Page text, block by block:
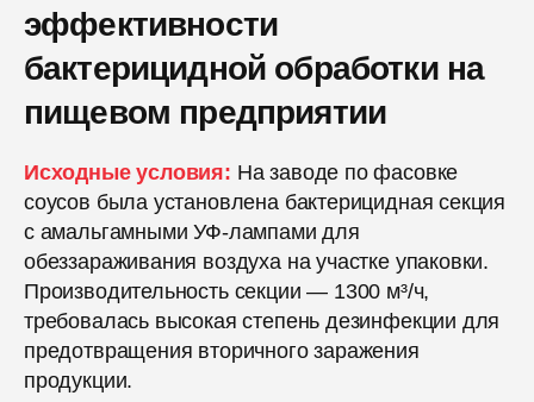
эффективности
бактерицидной обработки на
пищевом предприятии
Исходные условия: На заводе по фасовке
соусов была установлена бактерицидная секция
с амальгамными УФ-лампами для
обеззараживания воздуха на участке упаковки.
Производительность секции — 1300 м³/ч,
требовалась высокая степень дезинфекции для
предотвращения вторичного заражения
продукции.